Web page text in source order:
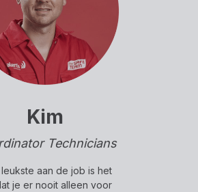
Kim
Technicians
aan de job is het
je er nooit alleen voor